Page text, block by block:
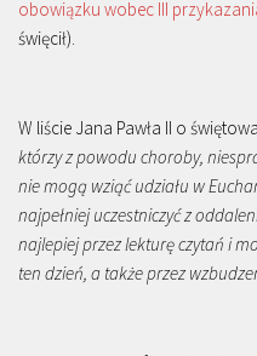
obowiązku wobec III
święcił).
W liście Jana Pawła II o
którzy z powodu choroby,
nie mogą wziąć udziału w
najpełniej uczestniczyć z
najlepiej przez lekturę czytań i
ten dzień, a także przez